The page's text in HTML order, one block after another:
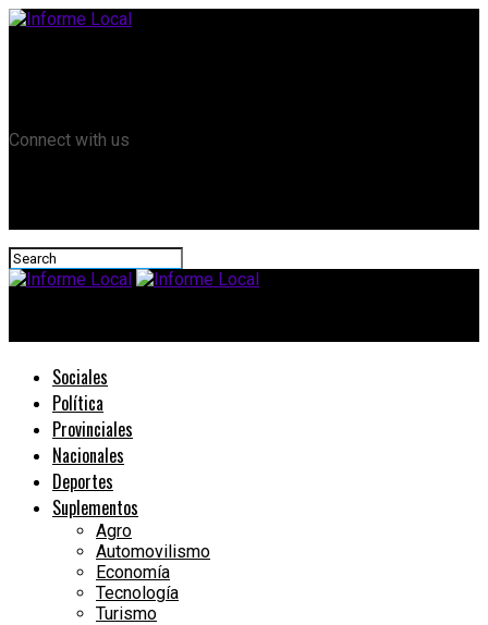
Connect with us
Sociales
Política
Provinciales
Nacionales
Deportes
Suplementos
Agro
Automovilismo
Economía
Tecnología
Turismo